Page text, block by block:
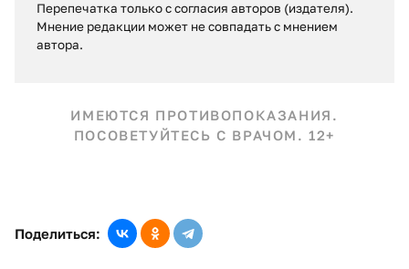
Перепечатка только с согласия авторов (издателя).
Мнение редакции может не совпадать c мнением
автора.
ИМЕЮТСЯ ПРОТИВОПОКАЗАНИЯ.
ПОСОВЕТУЙТЕСЬ С ВРАЧОМ. 12+
Поделиться: